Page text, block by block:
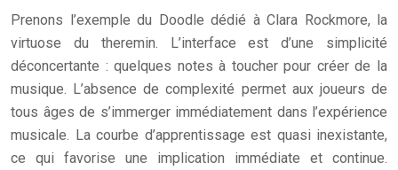
Prenons l’exemple du Doodle dédié à Clara Rockmore, la
virtuose du theremin. L’interface est d’une simplicité
déconcertante : quelques notes à toucher pour créer de la
musique. L’absence de complexité permet aux joueurs de
tous âges de s’immerger immédiatement dans l’expérience
musicale. La courbe d’apprentissage est quasi inexistante,
ce qui favorise une implication immédiate et continue.